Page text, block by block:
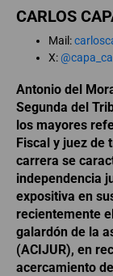
CARLOS
Mail:
X:
Antonio del
Segunda del
los mayores
Fiscal y juez de
carrera se
independencia
expositiva en
recientemente
galardón de la
(ACIJUR), en
acercamiento